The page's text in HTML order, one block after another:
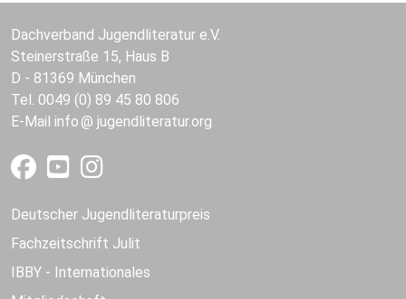
Dachverband Jugendliteratur e.V.
Steinerstraße 15, Haus B
D - 81369 München
Tel. 0049 (0) 89 45 80 806
E-Mail info jugendliteratur.org
Deutscher Jugendliteraturpreis
Fachzeitschrift Julit
IBBY - Internationales